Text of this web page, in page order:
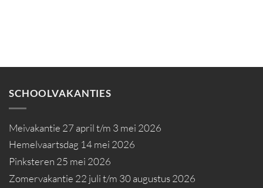
SCHOOLVAKANTIES
Meivakantie 27 april t/m 3 mei 2026
Hemelvaartsdag 14 mei 2026
Pinksteren 25 mei 2026
Zomervakantie 22 juli t/m 30 augustus 2026